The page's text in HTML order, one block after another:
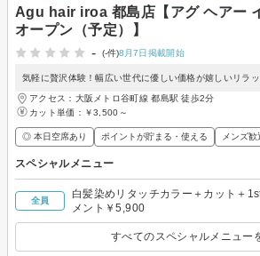
Agu hair iroa 都島店【アグ ヘアー
オープン（予定）】
-
(-件)8月7日掲載開始
気軽に贅沢体験！幅広い世代に優しい価格が嬉しいリラッ
アクセス：大阪メトロ谷町線 都島駅 徒歩2分
カット単価： ￥3,500～
◎ 本日空席あり ポイントが貯まる・使える メンズ歓
スペシャルメニュー
全員
白髪染めリタッチカラー＋カット＋
メント￥5,900
すべてのスペシャルメニュー